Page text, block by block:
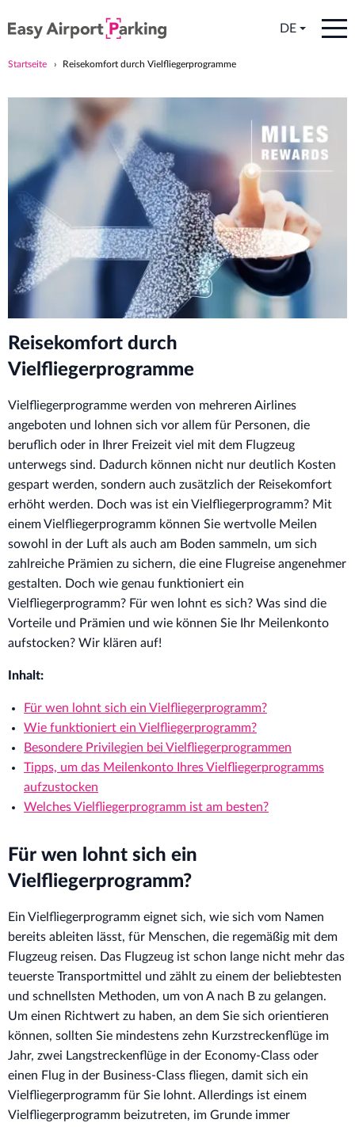
DE
Startseite Reisekomfort durch Vielfliegerprogramme
Reisekomfort durch
Vielfliegerprogramme
Vielfliegerprogramme werden von mehreren Airlines
angeboten und lohnen sich vor allem für Personen, die
beruflich oder in Ihrer Freizeit viel mit dem Flugzeug
unterwegs sind. Dadurch können nicht nur deutlich Kosten
gespart werden, sondern auch zusätzlich der Reisekomfort
erhöht werden. Doch was ist ein Vielfliegerprogramm? Mit
einem Vielfliegerprogramm können Sie wertvolle Meilen
sowohl in der Luft als auch am Boden sammeln, um sich
zahlreiche Prämien zu sichern, die eine Flugreise angenehmer
gestalten. Doch wie genau funktioniert ein
Vielfliegerprogramm? Für wen lohnt es sich? Was sind die
Vorteile und Prämien und wie können Sie Ihr Meilenkonto
aufstocken? Wir klären auf!
Inhalt:
Für wen lohnt sich ein Vielfliegerprogramm?
Wie funktioniert ein Vielfliegerprogramm?
Besondere Privilegien bei Vielfliegerprogrammen
Tipps, um das Meilenkonto Ihres Vielfliegerprogramms
aufzustocken
Welches Vielfliegerprogramm ist am besten?
Für wen lohnt sich ein
Vielfliegerprogramm?
Ein Vielfliegerprogramm eignet sich, wie sich vom Namen
bereits ableiten lässt, für Menschen, die regemäßig mit dem
Flugzeug reisen. Das Flugzeug ist schon lange nicht mehr das
teuerste Transportmittel und zählt zu einem der beliebtesten
und schnellsten Methoden, um von A nach B zu gelangen.
Um einen Richtwert zu haben, an dem Sie sich orientieren
können, sollten Sie mindestens zehn Kurzstreckenflüge im
Jahr, zwei Langstreckenflüge in der Economy-Class oder
einen Flug in der Business-Class fliegen, damit sich ein
Vielfliegerprogramm für Sie lohnt. Allerdings ist einem
Vielfliegerprogramm beizutreten, im Grunde immer